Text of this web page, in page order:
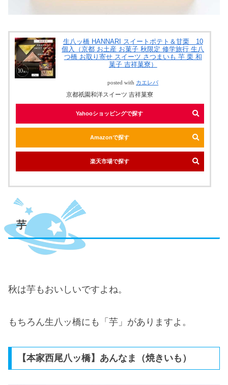
生八ッ橋 HANNARI スイートポテト＆甘栗 10
個入（京都 お土産 お菓子 秋限定 修学旅行 生八
つ橋 お取り寄せ スイーツ さつまいも 芋 栗 和
菓子 吉祥菓寮）
posted with カエレバ
京都祇園和洋スイーツ 吉祥菓寮
Yahooショッピングで探す
Amazonで探す
楽天市場で探す
芋
秋は芋もおいしいですよね。
もちろん生八ッ橋にも「芋」がありますよ。
【本家西尾八ッ橋】あんなま（焼きいも）